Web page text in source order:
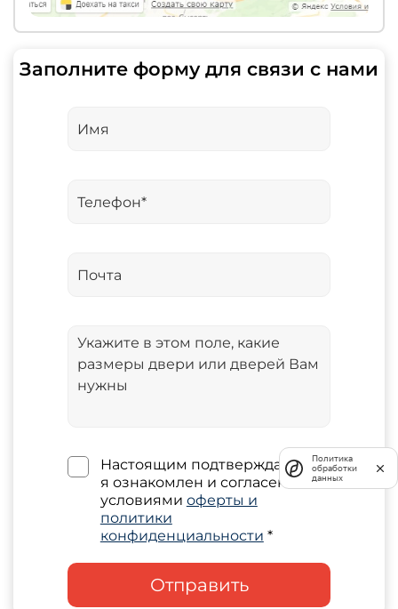
Заполните форму для связи с нами
Настоящим подтверждаю, что
я ознакомлен и согласен с
условиями оферты и
политики
конфиденциальности *
Отправить
Политика
обработки
данных